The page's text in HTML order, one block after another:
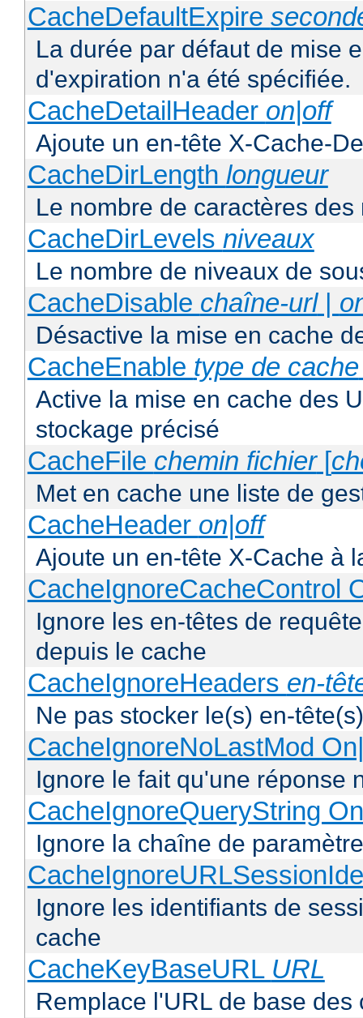
CacheDefaultExpire
La durée par défaut de mise
d'expiration n'a été spécifiée.
CacheDetailHeader on|off
Ajoute un en-tête X-Cache-
CacheDirLength longueur
Le nombre de caractères
CacheDirLevels niveaux
Le nombre de niveaux de
CacheDisable chaîne-url|
Désactive la mise en cache
CacheEnable type de cache
Active la mise en cache des
stockage précisé
CacheFile chemin fichier[
Met en cache une liste de
CacheHeader on|off
Ajoute un en-tête X-Cache à
CacheIgnoreCacheControl
Ignore les en-têtes de
depuis le cache
CacheIgnoreHeaders en-
Ne pas stocker le(s) en-
CacheIgnoreNoLastMod
Ignore le fait qu'une réponse
CacheIgnoreQueryString
Ignore la chaîne de
Ignore les identifiants de
cache
CacheKeyBaseURL URL
Remplace l'URL de base